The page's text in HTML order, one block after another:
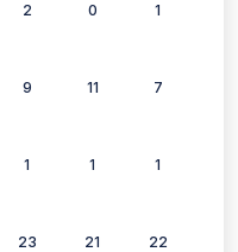
2 0 1
9 11 7
1 1 1
23 21 22